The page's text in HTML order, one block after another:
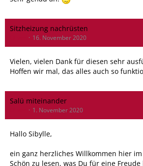
Sitzheizung nachrüsten
16. November 2020
Vielen, vielen Dank für diesen sehr
Hoffen wir mal, das alles auch so
Salü miteinander
1. November 2020
Hallo Sibylle,
ein ganz herzliches Willkommen hier im
Schön zu lesen, was Du für eine